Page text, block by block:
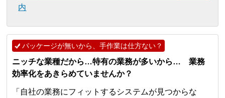
内
パッケージが無いから、手作業は仕方ない？
ニッチな業種だから…特有の業務が多いから… 業務
効率化をあきらめていませんか？
「自社の業務にフィットするシステムが見つからな